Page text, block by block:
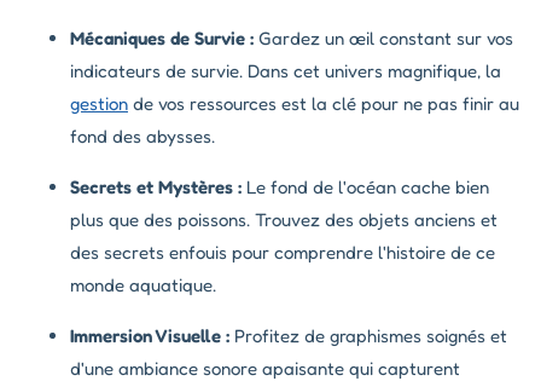
Mécaniques de Survie : Gardez un œil constant sur vos
indicateurs de survie. Dans cet univers magnifique, la
gestion de vos ressources est la clé pour ne pas finir au
fond des abysses.
Secrets et Mystères : Le fond de l'océan cache bien
plus que des poissons. Trouvez des objets anciens et
des secrets enfouis pour comprendre l'histoire de ce
monde aquatique.
Immersion Visuelle : Profitez de graphismes soignés et
d'une ambiance sonore apaisante qui capturent